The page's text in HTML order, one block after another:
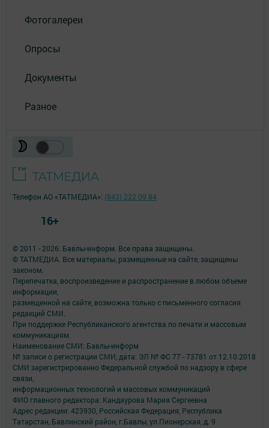
Фотогалереи
Опросы
Документы
Разное
© 2011 - 2026. Бавлы-информ. Все права защищены.
© ТАТМЕДИА. Все материалы, размещенные на сайте, защищены
законом.
Перепечатка, воспроизведение и распространение в любом объеме
информации,
размещенной на сайте, возможна только с письменного согласия
редакций СМИ.
При поддержке Республиканского агентства по печати и массовым
коммуникациям.
Наименование СМИ: Бавлы-информ
№ записи о регистрации СМИ, дата: ЭЛ № ФС 77 - 73781 от 12.10.2018
СМИ зарегистрированно Федеральной службой по надзору в сфере
связи,
информационных технологий и массовых коммуникаций
ФИО главного редактора: Кандаурова Мария Сергеевна
Адрес редакции: 423930, Российская Федерация, Республика
Татарстан, Бавлинский район, г.Бавлы, ул.Пионерская, д. 9
Телефон АО «ТАТМЕДИА»: (843) 222 09 84
16+